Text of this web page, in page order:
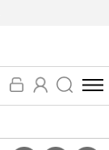
전
체
뉴